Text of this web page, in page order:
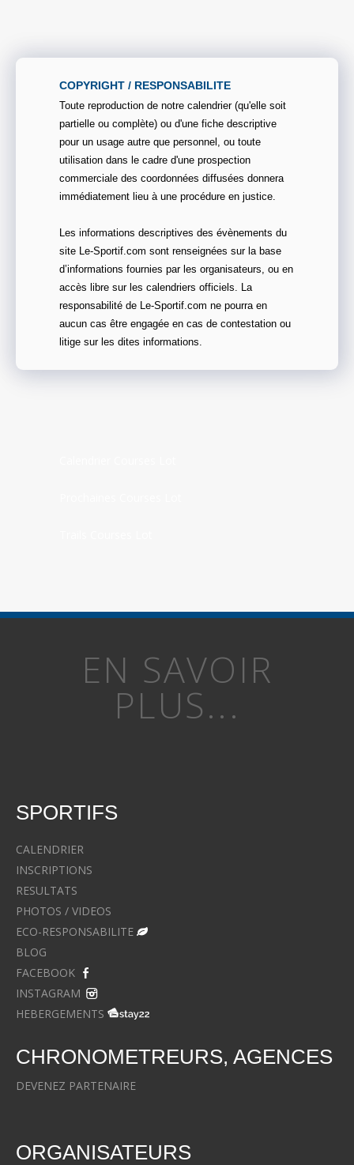
COPYRIGHT / RESPONSABILITE
Toute reproduction de notre calendrier (qu'elle soit
partielle ou complète) ou d'une fiche descriptive
pour un usage autre que personnel, ou toute
utilisation dans le cadre d'une prospection
commerciale des coordonnées diffusées donnera
immédiatement lieu à une procédure en justice.
Les informations descriptives des évènements du
site Le-Sportif.com sont renseignées sur la base
d’informations fournies par les organisateurs, ou en
accès libre sur les calendriers officiels. La
responsabilité de Le-Sportif.com ne pourra en
aucun cas être engagée en cas de contestation ou
litige sur les dites informations.
EN SAVOIR
PLUS...
SPORTIFS
CALENDRIER
INSCRIPTIONS
RESULTATS
PHOTOS / VIDEOS
ECO-RESPONSABILITE
BLOG
FACEBOOK
INSTAGRAM
HEBERGEMENTS
CHRONOMETREURS, AGENCES
DEVENEZ PARTENAIRE
ORGANISATEURS